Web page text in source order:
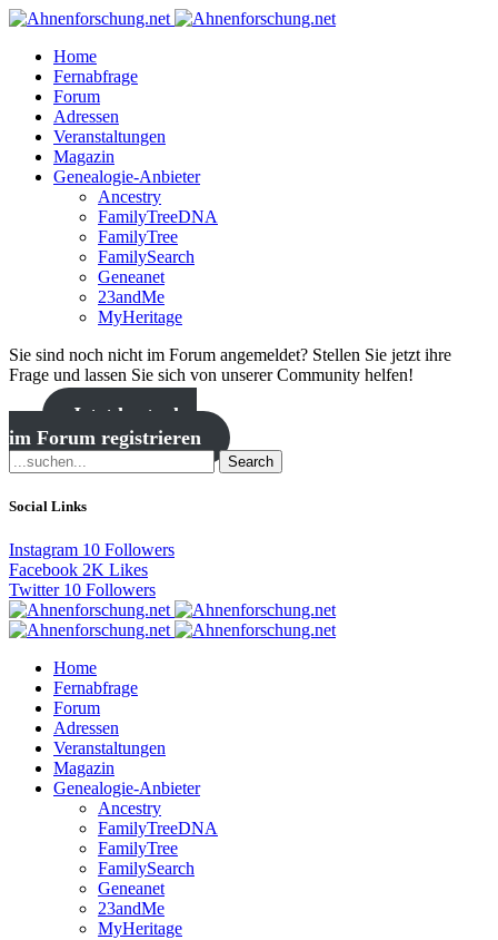
Home
Fernabfrage
Forum
Adressen
Veranstaltungen
Magazin
Genealogie-Anbieter
Ancestry
FamilyTreeDNA
FamilyTree
FamilySearch
Geneanet
23andMe
MyHeritage
Sie sind noch nicht im Forum angemeldet? Stellen Sie jetzt ihre
Frage und lassen Sie sich von unserer Community helfen!
Jetzt kostenlos
im Forum registrieren
Search
Social Links
Instagram 10 Followers
Facebook 2K Likes
Twitter 10 Followers
Home
Fernabfrage
Forum
Adressen
Veranstaltungen
Magazin
Genealogie-Anbieter
Ancestry
FamilyTreeDNA
FamilyTree
FamilySearch
Geneanet
23andMe
MyHeritage